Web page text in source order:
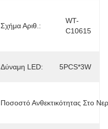
Σχήμα Αριθ.:
WT-
C10615
Δύναμη LED: 5PCS*3W
Ποσοστό Ανθεκτικότητας Στο